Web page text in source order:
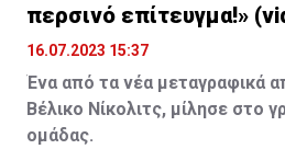
περσινό επίτευγμα!»
16.07.2023 15:37
Ένα από τα νέα μεταγραφικά
Βέλικο Νίκολιτς, μίλησε στο
ομάδας.